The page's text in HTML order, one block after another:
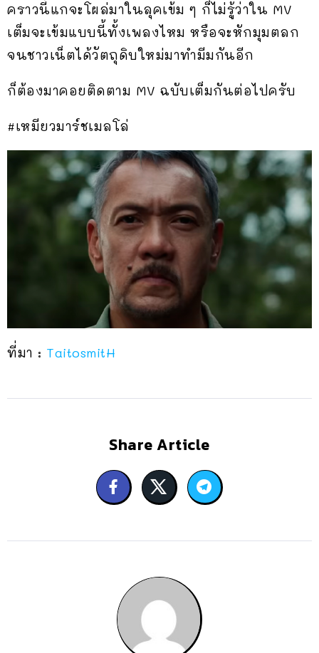
คราวนี้แกจะโผล่มาในลุคเข้ม ๆ ก็ไม่รู้ว่าใน MV
เต็มจะเข้มแบบนี้ทั้งเพลงไหม หรือจะหักมุมตลก
จนชาวเน็ตได้วัตถุดิบใหม่มาทำมีมกันอีก
ก็ต้องมาคอยติดตาม MV ฉบับเต็มกันต่อไปครับ
#เหมียวมาร์ชเมลโล่
ที่มา : TaitosmitH
Share Article